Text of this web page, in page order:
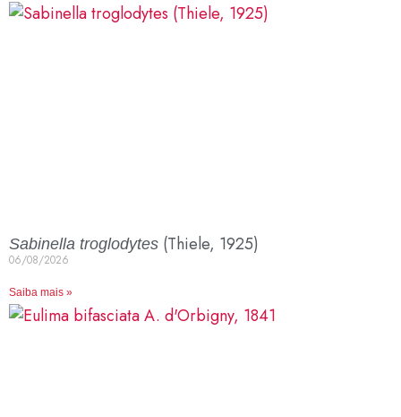
Sabinella troglodytes (Thiele, 1925)
06/08/2026
Saiba mais »